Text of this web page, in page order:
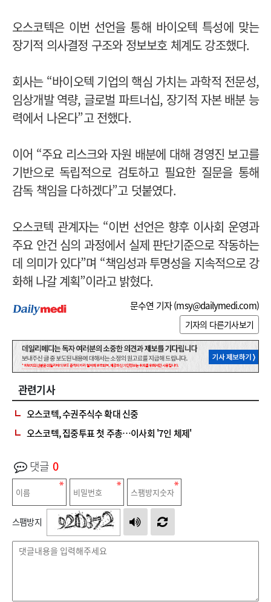
오스코텍은 이번 선언을 통해 바이오텍 특성에 맞는
장기적 의사결정 구조와 정보보호 체계도 강조했다.
회사는 “바이오텍 기업의 핵심 가치는 과학적 전문성,
임상개발 역량, 글로벌 파트너십, 장기적 자본 배분 능
력에서 나온다”고 전했다.
이어 “주요 리스크와 자원 배분에 대해 경영진 보고를
기반으로 독립적으로 검토하고 필요한 질문을 통해
감독 책임을 다하겠다”고 덧붙였다.
오스코텍 관계자는 “이번 선언은 향후 이사회 운영과
주요 안건 심의 과정에서 실제 판단기준으로 작동하는
데 의미가 있다”며 “책임성과 투명성을 지속적으로 강
화해 나갈 계획”이라고 밝혔다.
문수연 기자 (msy@dailymedi.com)
기자의 다른기사보기
관련기사
오스코텍, 수권주식수 확대 신중
오스코텍, 집중투표 첫 주총…이사회 '7인 체제'
댓글 0
스팸방지